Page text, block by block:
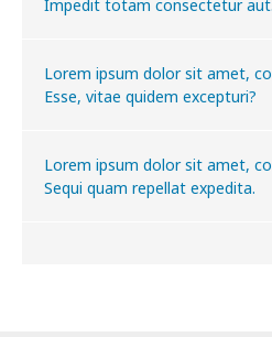
Impedit totam consectetur aut.
Lorem ipsum dolor sit amet,
Esse, vitae quidem excepturi?
Lorem ipsum dolor sit amet,
Sequi quam repellat expedita.